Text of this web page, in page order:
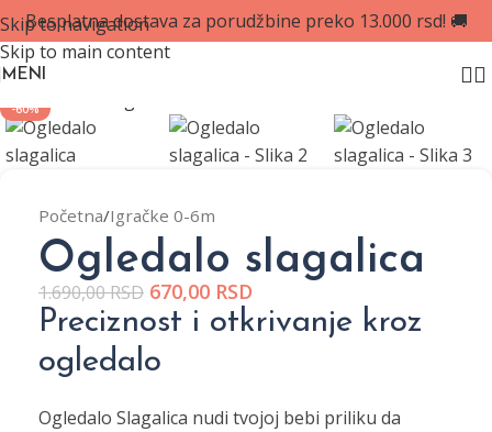
Skip to navigation
Skip to main content
Besplatna dostava za porudžbine preko 13.000 rsd! 🚚
MENI
-60%
Početna/Igračke 0-6m
Ogledalo slagalica
1.690,00RSD 670,00 RSD
Preciznost i otkrivanje kroz
ogledalo
Ogledalo Slagalica nudi tvojoj bebi priliku da